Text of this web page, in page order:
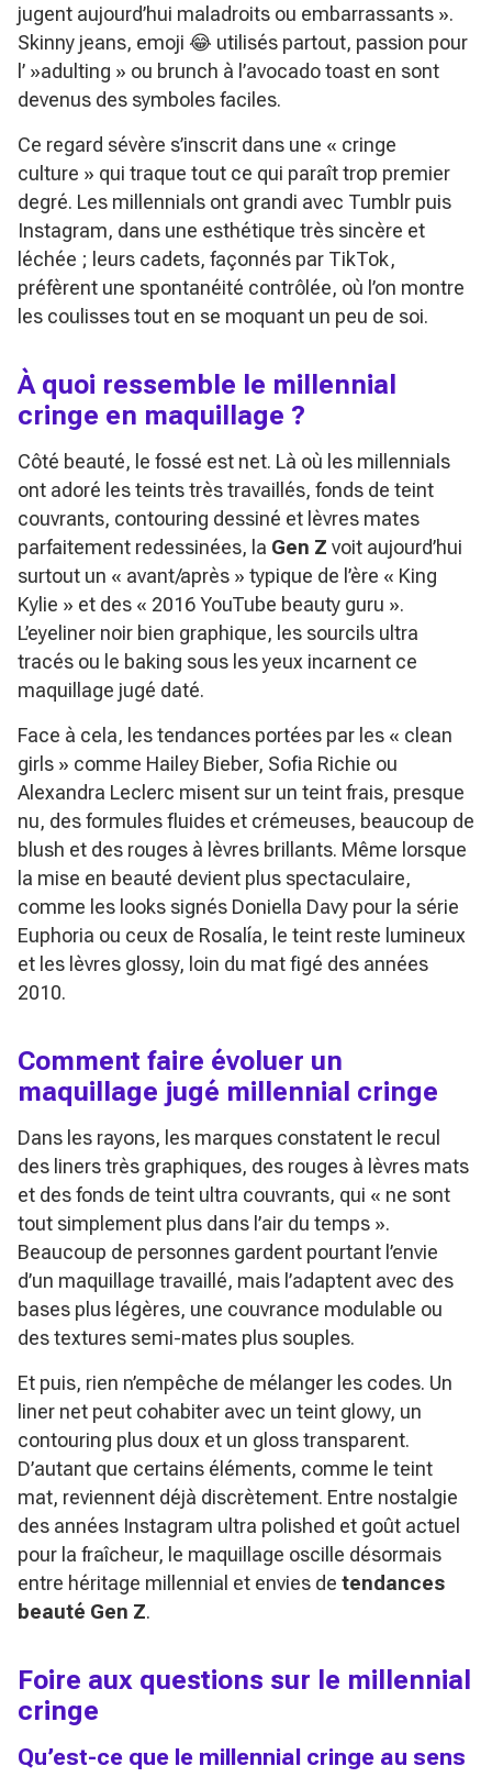
jugent aujourd’hui maladroits ou embarrassants ».
Skinny jeans, emoji 😂 utilisés partout, passion pour
l’ »adulting » ou brunch à l’avocado toast en sont
devenus des symboles faciles.
Ce regard sévère s’inscrit dans une « cringe
culture » qui traque tout ce qui paraît trop premier
degré. Les millennials ont grandi avec Tumblr puis
Instagram, dans une esthétique très sincère et
léchée ; leurs cadets, façonnés par TikTok,
préfèrent une spontanéité contrôlée, où l’on montre
les coulisses tout en se moquant un peu de soi.
À quoi ressemble le millennial
cringe en maquillage ?
Côté beauté, le fossé est net. Là où les millennials
ont adoré les teints très travaillés, fonds de teint
couvrants, contouring dessiné et lèvres mates
parfaitement redessinées, la Gen Z voit aujourd’hui
surtout un « avant/après » typique de l’ère « King
Kylie » et des « 2016 YouTube beauty guru ».
L’eyeliner noir bien graphique, les sourcils ultra
tracés ou le baking sous les yeux incarnent ce
maquillage jugé daté.
Face à cela, les tendances portées par les « clean
girls » comme Hailey Bieber, Sofia Richie ou
Alexandra Leclerc misent sur un teint frais, presque
nu, des formules fluides et crémeuses, beaucoup de
blush et des rouges à lèvres brillants. Même lorsque
la mise en beauté devient plus spectaculaire,
comme les looks signés Doniella Davy pour la série
Euphoria ou ceux de Rosalía, le teint reste lumineux
et les lèvres glossy, loin du mat figé des années
2010.
Comment faire évoluer un
maquillage jugé millennial cringe
Dans les rayons, les marques constatent le recul
des liners très graphiques, des rouges à lèvres mats
et des fonds de teint ultra couvrants, qui « ne sont
tout simplement plus dans l’air du temps ».
Beaucoup de personnes gardent pourtant l’envie
d’un maquillage travaillé, mais l’adaptent avec des
bases plus légères, une couvrance modulable ou
des textures semi-mates plus souples.
Et puis, rien n’empêche de mélanger les codes. Un
liner net peut cohabiter avec un teint glowy, un
contouring plus doux et un gloss transparent.
D’autant que certains éléments, comme le teint
mat, reviennent déjà discrètement. Entre nostalgie
des années Instagram ultra polished et goût actuel
pour la fraîcheur, le maquillage oscille désormais
entre héritage millennial et envies de tendances
beauté Gen Z.
Foire aux questions sur le millennial
cringe
Qu’est-ce que le millennial cringe au sens